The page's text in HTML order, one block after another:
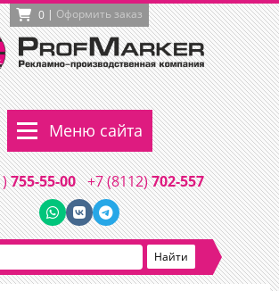
0 | Оформить заказ
Меню сайта
755-55-00 +7 (8112)702-557